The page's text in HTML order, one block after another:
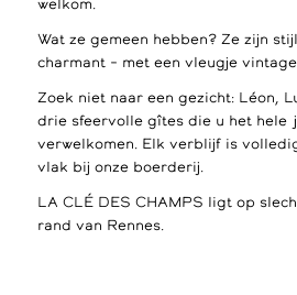
welkom.
Wat ze gemeen hebben? Ze zijn
charmant – met een vleugje vintage.
Zoek niet naar een gezicht: Léon,
drie sfeervolle gîtes die u het hele
verwelkomen. Elk verblijf is
vlak bij onze boerderij.
LA CLÉ DES CHAMPS ligt op
rand van Rennes.